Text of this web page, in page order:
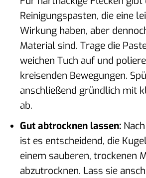
Reinigungspasten, die eine
Wirkung haben, aber
Material sind. Trage die
weichen Tuch auf und
kreisenden Bewegungen.
anschließend gründlich mit
ab.
Gut abtrocknen lassen:
ist es entscheidend, die
einem sauberen, trockenen
abzutrocknen. Lass sie